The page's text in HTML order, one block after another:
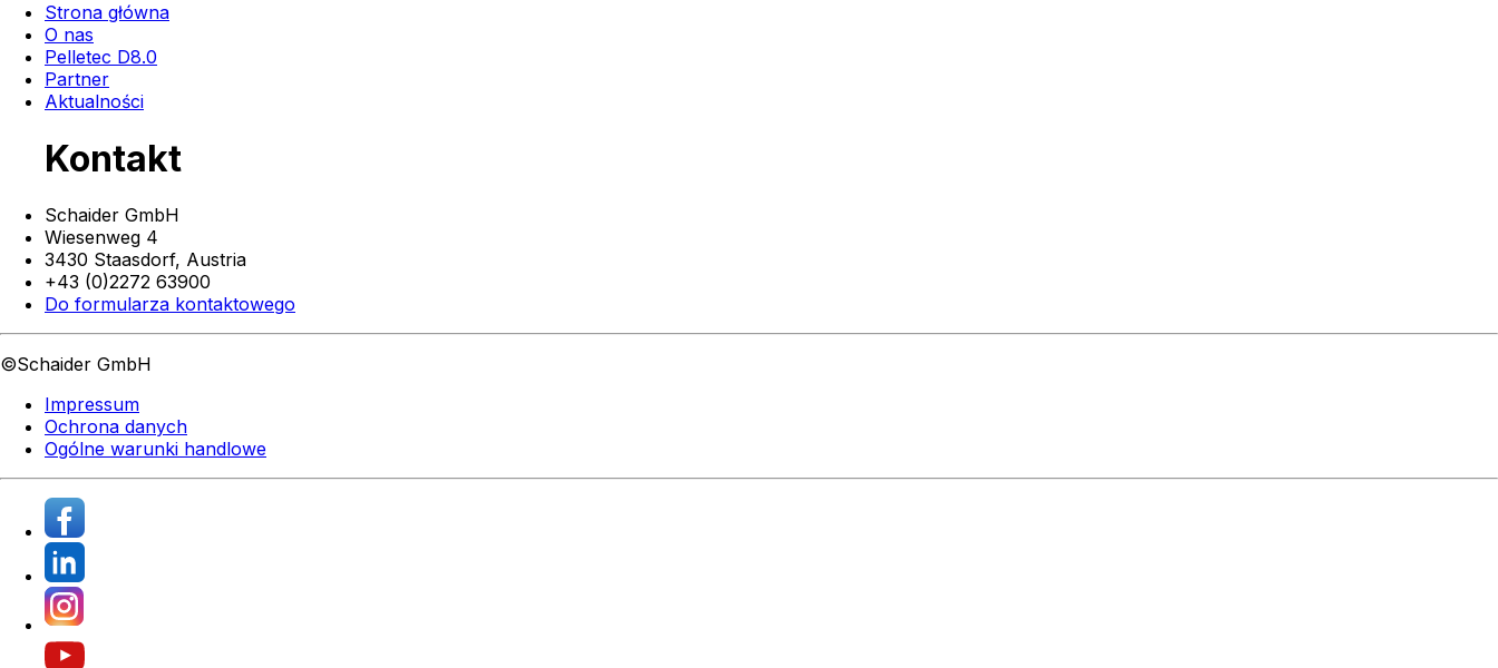
Strona główna
O nas
Pelletec D8.0
Partner
Aktualności
Kontakt
Schaider GmbH
Wiesenweg 4
3430 Staasdorf, Austria
+43 (0)2272 63900
Do formularza kontaktowego
©Schaider GmbH
Impressum
Ochrona danych
Ogólne warunki handlowe